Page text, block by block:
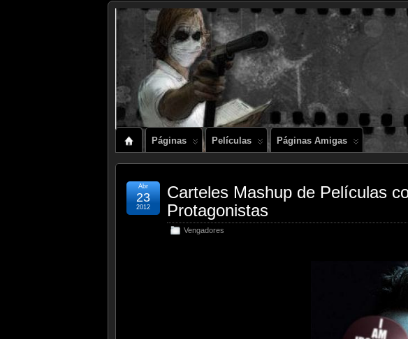
Páginas Películas Páginas Amigas
Carteles Mashup de Películas
Protagonistas
Vengadores
Abr
23
2012